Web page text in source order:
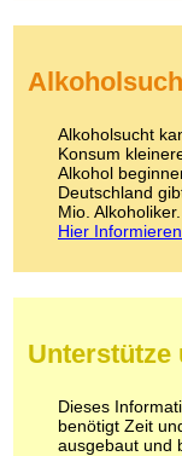
Kokain
LSD
Marihuana
Medikamente
Meskalin
Methadon
Pilze
Schlafmittel
Alkoholsucht
Konsum
Alkohol
Deutschland
Mio. Alkoholiker.
Hier Informieren
Unterstütze
Dieses
benötigt Zeit
ausgebaut und